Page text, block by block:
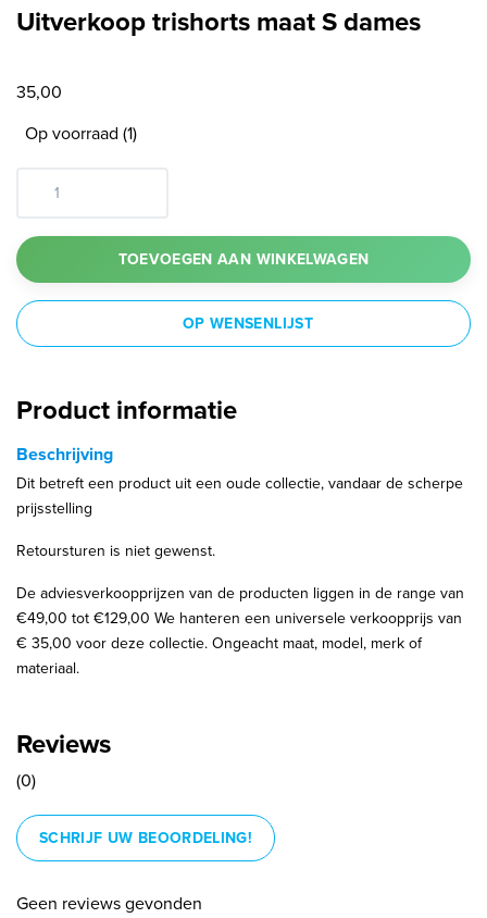
Uitverkoop trishorts maat S dames
35,00
Op voorraad (1)
TOEVOEGEN AAN WINKELWAGEN
OP WENSENLIJST
Product informatie
Beschrijving
Dit betreft een product uit een oude collectie, vandaar de scherpe
prijsstelling
Retoursturen is niet gewenst.
De adviesverkoopprijzen van de producten liggen in de range van
€49,00 tot €129,00 We hanteren een universele verkoopprijs van
€ 35,00 voor deze collectie. Ongeacht maat, model, merk of
materiaal.
Reviews
(0)
SCHRIJF UW BEOORDELING!
Geen reviews gevonden